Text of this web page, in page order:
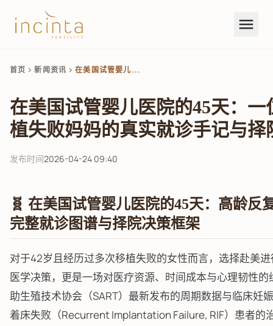
menu
首页 chevron_right新闻资讯 chevron_right在美国试管婴儿...
在美国试管婴儿医院的45天：一
植失败妈妈的真实就诊手记与择
发布时间2026-04-24 09:40
🧬 在美国试管婴儿医院的45天：高龄反
完整就诊图谱与择院决策框架
对于42岁且经历过多次移植失败的女性而言，选择赴美
医学决策，更是一场对医疗资源、时间成本与心理韧性
助生殖技术协会（SART）最新发布的周期数据与临床妊
着床失败（Recurrent Implantation Failure, RIF）患者的